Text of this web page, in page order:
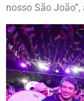
nosso São